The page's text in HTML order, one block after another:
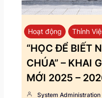
Hoạt động Thỉnh
“HỌC ĐỂ BIẾT
CHÚA” – KHAI
MỚI 2025 –
System Administration